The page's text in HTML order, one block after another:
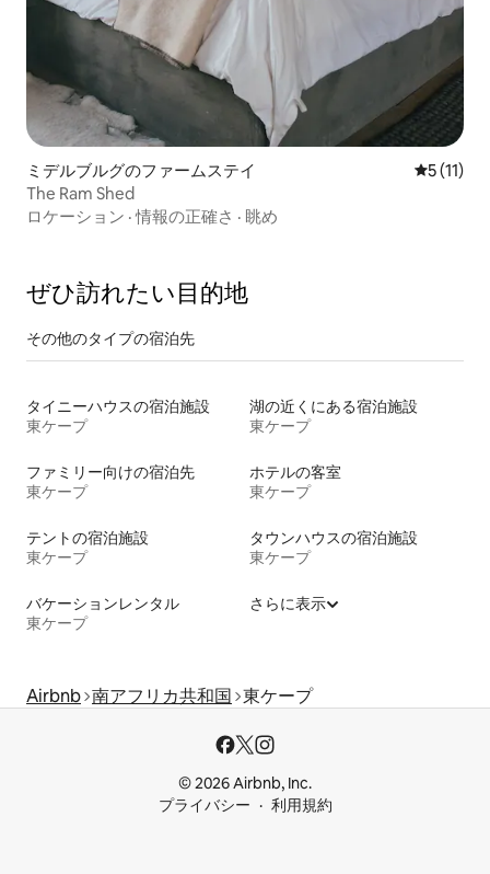
ミデルブルグのファームステイ レビュー
5 (11)
The Ram Shed
ロケーション ·情報の正確さ · 眺め
ぜひ訪⁠れ⁠た⁠い目⁠的⁠地
その他のタ⁠イ⁠プ⁠の宿⁠泊⁠先
タイニーハウスの宿泊施設
東ケープ
湖の近くにある宿泊施設
東ケープ
ファミリー向けの宿泊先
東ケープ
ホテルの客室
東ケープ
テントの宿泊施設
東ケープ
タウンハウスの宿泊施設
東ケープ
バケーションレンタル
東ケープ
さらに表示
Airbnb 南アフリカ共和国 東ケープ
© 2026 Airbnb, Inc.
プライバシー
利用規約